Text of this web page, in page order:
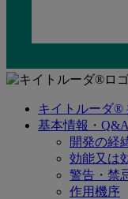
キイトルーダ®
基本情報・Q&A
開発の経
効能又は
警告・禁
作用機序